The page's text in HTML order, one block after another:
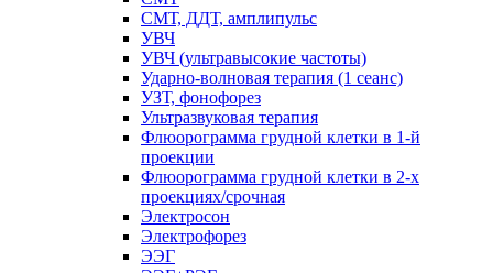
СМТ, ДДТ, амплипульс
УВЧ
УВЧ (ультравысокие частоты)
Ударно-волновая терапия (1 сеанс)
УЗТ, фонофорез
Ультразвуковая терапия
Флюорограмма грудной клетки в 1-й
проекции
Флюорограмма грудной клетки в 2-х
проекциях/срочная
Электросон
Электрофорез
ЭЭГ